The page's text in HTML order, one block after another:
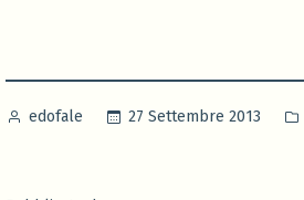
Pubblicato
edofale 27 Settembre 2013